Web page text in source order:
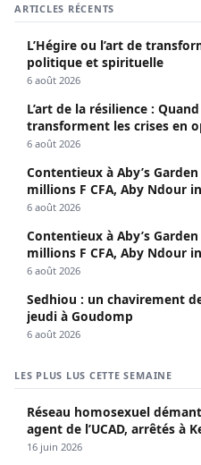
ARTICLES RÉCENTS
L’Hégire ou l’art de
politique et spirituelle
6 août 2026
L’art de la résilience :
transforment les crises en
6 août 2026
Contentieux à Aby’s
millions F CFA, Aby Ndour
sociaux
6 août 2026
Contentieux à Aby’s
millions F CFA, Aby Ndour
sociaux
6 août 2026
Sedhiou : un chavirement
jeudi à Goudomp
6 août 2026
LES PLUS LUS CETTE SEMAINE
Réseau homosexuel
agent de l’UCAD, arrêtés à
propagé le VIH depuis 2018
16 juin 2026